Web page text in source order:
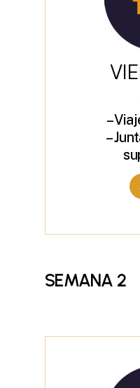
VI E
–
–
SEMANA 2